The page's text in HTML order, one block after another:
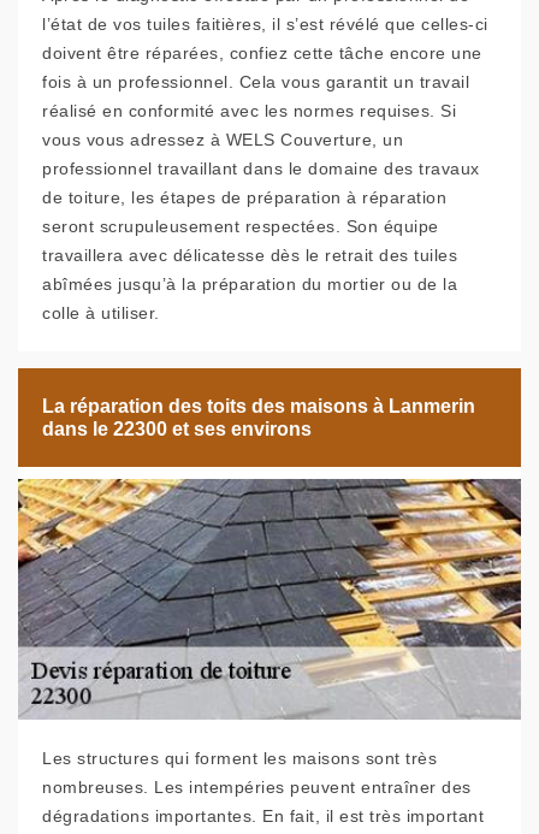
l’état de vos tuiles faitières, il s’est révélé que celles-ci
doivent être réparées, confiez cette tâche encore une
fois à un professionnel. Cela vous garantit un travail
réalisé en conformité avec les normes requises. Si
vous vous adressez à WELS Couverture, un
professionnel travaillant dans le domaine des travaux
de toiture, les étapes de préparation à réparation
seront scrupuleusement respectées. Son équipe
travaillera avec délicatesse dès le retrait des tuiles
abîmées jusqu’à la préparation du mortier ou de la
colle à utiliser.
La réparation des toits des maisons à Lanmerin
dans le 22300 et ses environs
Les structures qui forment les maisons sont très
nombreuses. Les intempéries peuvent entraîner des
dégradations importantes. En fait, il est très important